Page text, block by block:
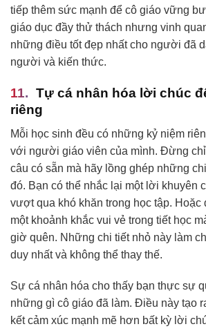
tiếp thêm sức mạnh để cô giáo vững
giáo dục đầy thử thách nhưng vinh
những điều tốt đẹp nhất cho người đã
người và kiến thức.
Tự cá nhân hóa lời chúc
riêng
Mỗi học sinh đều có những kỷ niệm
với người giáo viên của mình. Đừng
câu có sẵn mà hãy lồng ghép những
đó. Bạn có thể nhắc lại một lời khuyên
vượt qua khó khăn trong học tập. Hoặc
một khoảnh khắc vui vẻ trong tiết học
giờ quên. Những chi tiết nhỏ này làm
duy nhất và không thể thay thế.
Sự cá nhân hóa cho thấy bạn thực sự
những gì cô giáo đã làm. Điều này tạo
kết cảm xúc mạnh mẽ hơn bất kỳ lời